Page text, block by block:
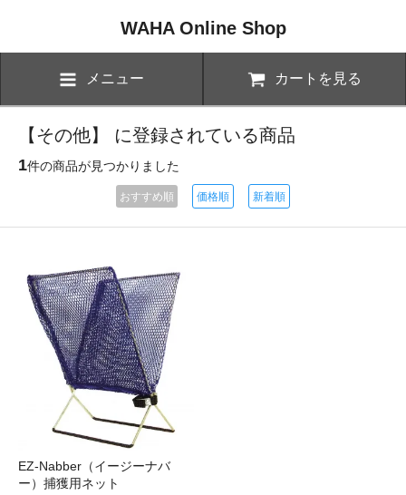
WAHA Online Shop
メニュー カートを見る
【その他】 に登録されている商品
1件の商品が見つかりました
おすすめ順 価格順 新着順
EZ-Nabber（イージーナバ
ー）捕獲用ネット